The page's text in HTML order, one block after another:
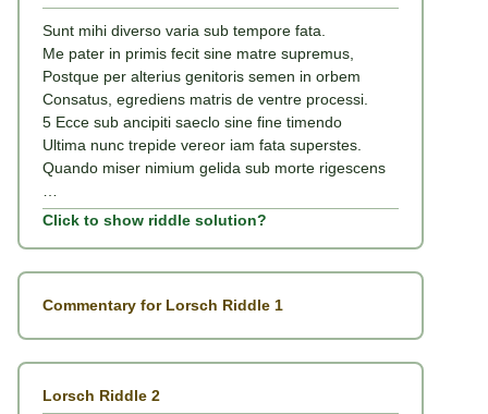
Sunt mihi diverso varia sub tempore fata.
Me pater in primis fecit sine matre supremus,
Postque per alterius genitoris semen in orbem
Consatus, egrediens matris de ventre processi.
5 Ecce sub ancipiti saeclo sine fine timendo
Ultima nunc trepide vereor iam fata superstes.
Quando miser nimium gelida sub morte rigescens
Click to show riddle solution?
Commentary for Lorsch Riddle 1
Lorsch Riddle 2